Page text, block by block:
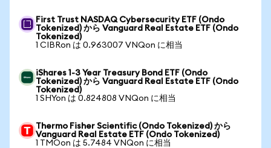
First Trust NASDAQ Cybersecurity ETF (Ondo
Tokenized) から Vanguard Real Estate ETF (Ondo
Tokenized)
1 CIBRon は 0.963007 VNQon に相当
iShares 1-3 Year Treasury Bond ETF (Ondo
Tokenized) から Vanguard Real Estate ETF (Ondo
Tokenized)
1 SHYon は 0.824808 VNQon に相当
Thermo Fisher Scientific (Ondo Tokenized) から
Vanguard Real Estate ETF (Ondo Tokenized)
1 TMOon は 5.7484 VNQon に相当